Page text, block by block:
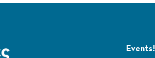
Events!